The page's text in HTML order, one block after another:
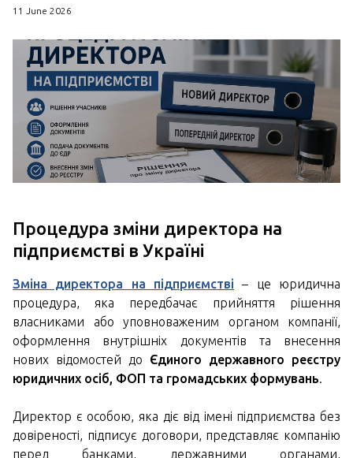
11 June 2026
Процедура зміни директора на
підприємстві в Україні
Зміна директора на підприємстві – це юридична
процедура, яка передбачає прийняття рішення
власниками або уповноваженим органом компанії,
оформлення внутрішніх документів та внесення
нових відомостей до Єдиного державного реєстру
юридичних осіб, ФОП та громадських формувань.
Директор є особою, яка діє від імені підприємства без
довіреності, підписує договори, представляє компанію
перед банками, державними органами,